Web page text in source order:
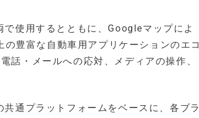
使用するとともに、Googleマップによ
豊富な自動車用アプリケーションのエコ
話・メールへの応対、メディアの操作、
通プラットフォームをベースに、各ブラ